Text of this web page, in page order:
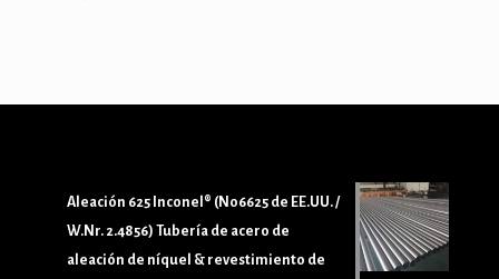
Aleación 625 Inconel® (N06625 de EE.UU. /
W.Nr. 2.4856) Tubería de acero de
aleación de níquel & revestimiento de